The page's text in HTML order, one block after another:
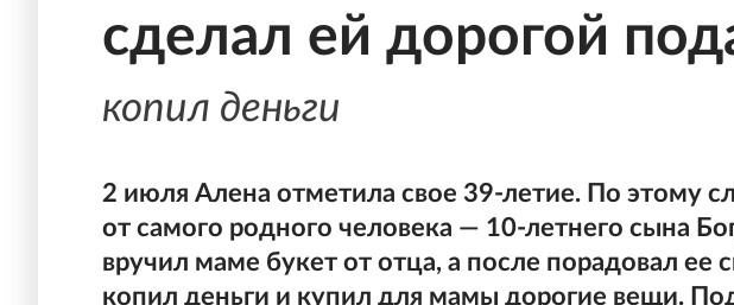
сделал ей дорогой
копил деньги
2 июля Алена отметила свое 39-летие. По этому
от самого родного человека — 10-летнего сына
вручил маме букет от отца, а после порадовал ее
копил деньги и купил для мамы дорогие вещи.